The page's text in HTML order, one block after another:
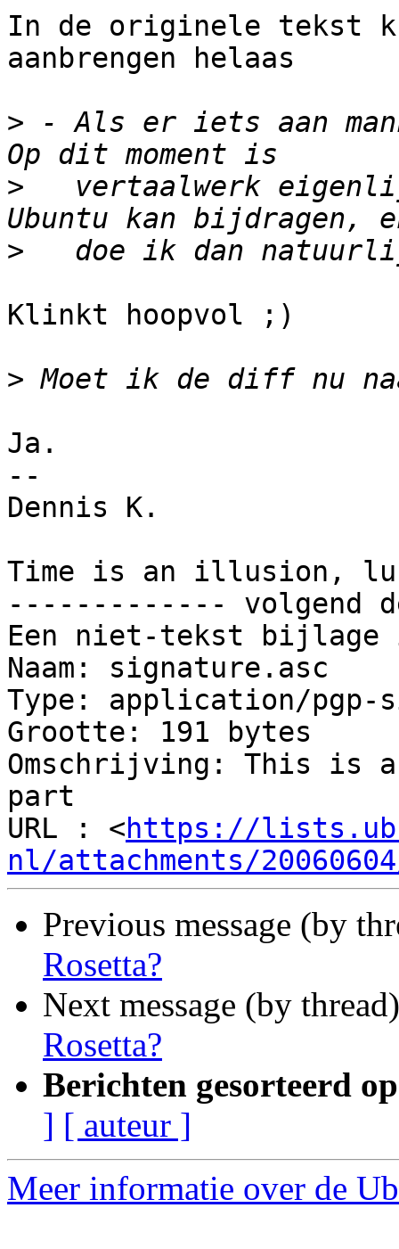
In de originele tekst
aanbrengen helaas
> - Als er iets aan
>
vertaalwerk
>
Klinkt hoopvol ;)
>
Ja.
--
Dennis K.
Time is an illusion,
------------- volgend
Een niet-tekst
Naam: signature.asc
Type: application/pgp-
Grootte: 191 bytes
Omschrijving: This is
part
URL : <https://
nl/attachments/
Previous message (by
Rosetta?
Next message (by
Rosetta?
Berichten gesorteerd
] [ auteur ]
Meer informatie over de